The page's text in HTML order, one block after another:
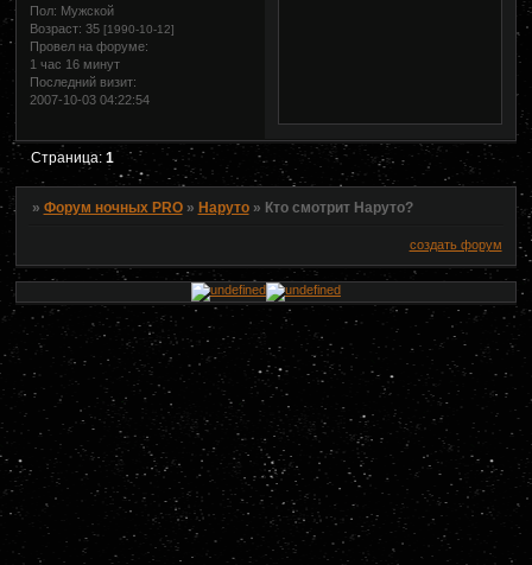
Пол: Мужской
Возраст: 35[1990-10-12]
Провел на форуме:
1 час 16 минут
Последний визит:
2007-10-03 04:22:54
Страница: 1
» Форум ночных PRO » Наруто » Кто смотрит Наруто?
создать форум